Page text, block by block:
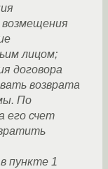
лицом;
договора
возврата
По
его счет
пункте 1